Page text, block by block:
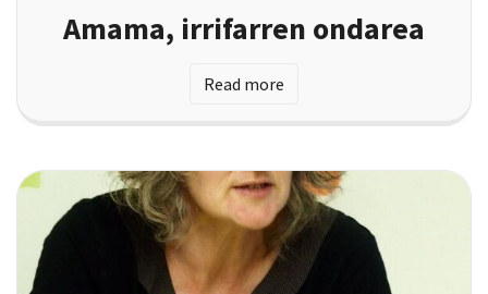
Amama, irrifarren ondarea
Read more